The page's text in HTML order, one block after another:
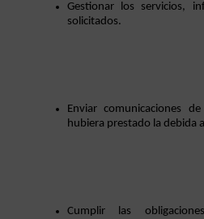
Gestionar los servicios,
solicitados.
Enviar comunicaciones
hubiera prestado la debida
Cumplir las